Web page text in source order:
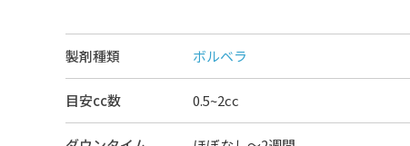
製剤種類 ボルベラ
目安cc数 0.5~2cc